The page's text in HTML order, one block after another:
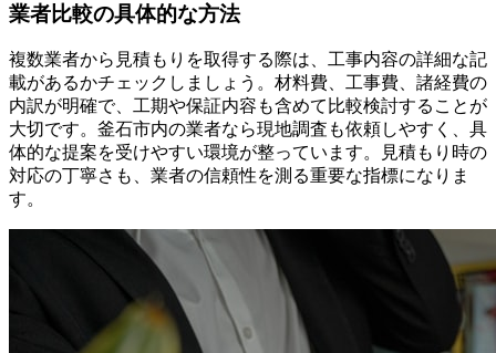
業者比較の具体的な方法
複数業者から見積もりを取得する際は、工事内容の詳細な記
載があるかチェックしましょう。材料費、工事費、諸経費の
内訳が明確で、工期や保証内容も含めて比較検討することが
大切です。釜石市内の業者なら現地調査も依頼しやすく、具
体的な提案を受けやすい環境が整っています。見積もり時の
対応の丁寧さも、業者の信頼性を測る重要な指標になりま
す。